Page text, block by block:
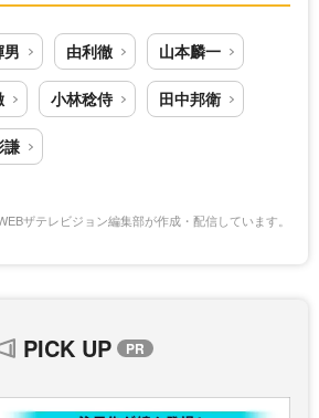
由利徹 山本麟一
小林稔侍 田中邦衛
謙
ザテレビジョン編集部が作成・配信しています。
PICK UP